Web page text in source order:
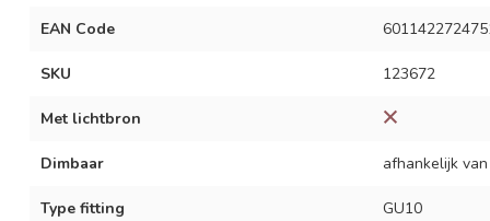
EAN Code
SKU 123672
Met lichtbron
Dimbaar afhankelijk
Type fitting GU10